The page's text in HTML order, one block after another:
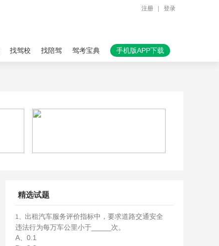
注册 登录
找驾校 找陪驾 驾考宝典 手机版APP下载
精选试题
1、 出租汽车服务评价指标中，要求道路交通安全
违法行为每万车公里小于_____次。
A、0.1